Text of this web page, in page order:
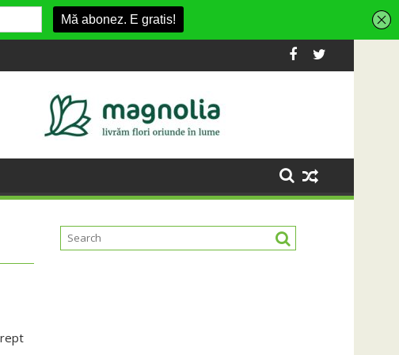
la Fashion Village
fosta platformă Carbochim într-un nou centru cultural și de
Când luna devine o întrebare